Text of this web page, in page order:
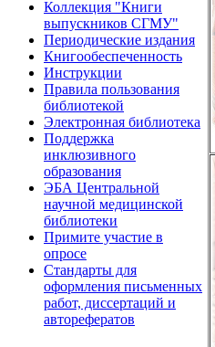
Коллекция "Книги
выпускников СГМУ"
Периодические издания
Книгообеспеченность
Инструкции
Правила пользования
библиотекой
Электронная библиотека
Поддержка
инклюзивного
образования
ЭБА Центральной
научной медицинской
библиотеки
Примите участие в
опросе
Стандарты для
оформления письменных
работ, диссертаций и
авторефератов